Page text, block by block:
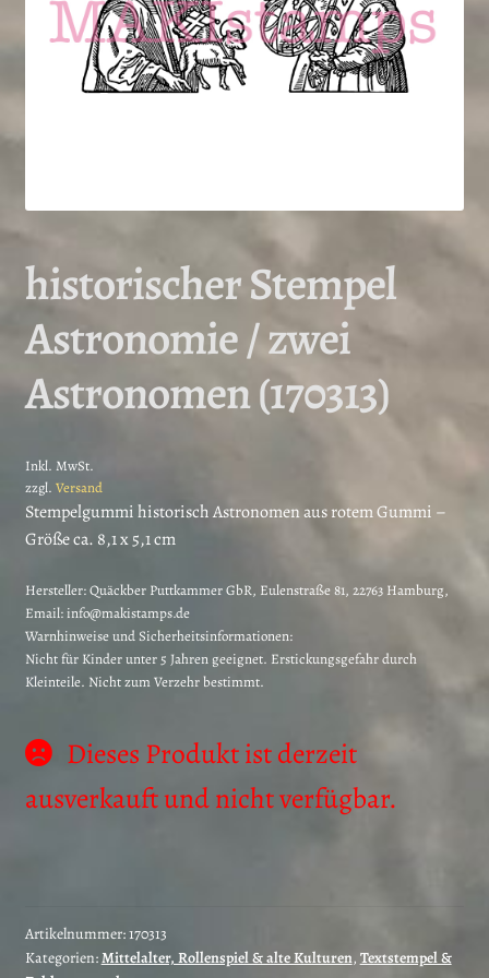
historischer Stempel
Astronomie / zwei
Astronomen (170313)
Inkl. MwSt.
zzgl. Versand
Stempelgummi historisch Astronomen aus rotem Gummi –
Größe ca. 8,1 x 5,1 cm
Hersteller:Quäckber Puttkammer GbR, Eulenstraße 81, 22763 Hamburg,
Email: info@makistamps.de
Warnhinweise und Sicherheitsinformationen:
Nicht für Kinder unter 5 Jahren geeignet. Erstickungsgefahr durch
Kleinteile. Nicht zum Verzehr bestimmt.
Dieses Produkt ist derzeit
ausverkauft und nicht verfügbar.
Artikelnummer:170313
Kategorien:Mittelalter, Rollenspiel & alte Kulturen, Textstempel &